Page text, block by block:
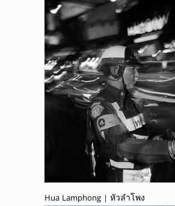
Hua Lamphong | หัวลำโพง